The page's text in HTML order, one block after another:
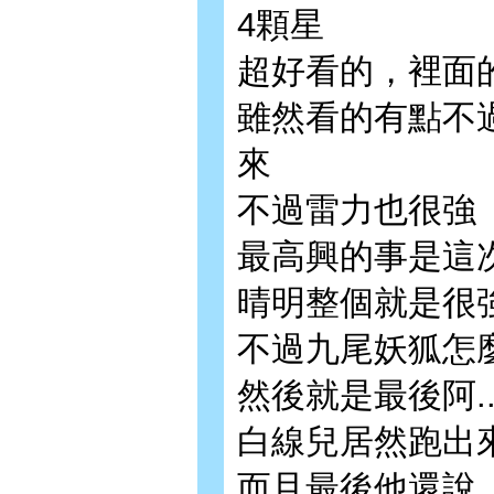
4顆星
超好看的，裡面
雖然看的有點不
來
不過雷力也很強
最高興的事是這
晴明整個就是很
不過九尾妖狐怎
然後就是最後阿
白線兒居然跑出